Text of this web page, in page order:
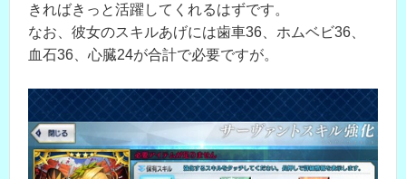
きればきっと活躍してくれるはずです。
なお、彼女のスキルあげには歯車36、ホムベビ36、
血石36、心臓24が合計で必要ですが。